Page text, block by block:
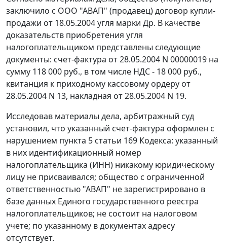
заключило с ООО "АВАП" (продавец) договор купли-
продажи от 18.05.2004 угля марки Др. В качестве
доказательств приобретения угля
налогоплательщиком представлены следующие
документы: счет-фактура от 28.05.2004 N 00000019 на
сумму 118 000 руб., в том числе НДС - 18 000 руб.,
квитанция к приходному кассовому ордеру от
28.05.2004 N 13, накладная от 28.05.2004 N 19.
Исследовав материалы дела, арбитражный суд
установил, что указанный счет-фактура оформлен с
нарушением пункта 5 статьи 169 Кодекса: указанный
в них идентификационный номер
налогоплательщика (ИНН) никакому юридическому
лицу не присваивался; общество с ограниченной
ответственностью "АВАП" не зарегистрировано в
базе данных Единого государственного реестра
налогоплательщиков; не состоит на налоговом
учете; по указанному в документах адресу
отсутствует.